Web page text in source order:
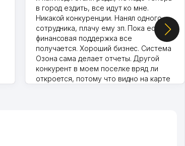
в город ездить, все идут ко мне.
Никакой конкуренции. Нанял одного
сотрудника, плачу ему зп. Пока есть
финансовая поддержка все
получается. Хороший бизнес. Система
Озона сама делает отчеты. Другой
конкурент в моем поселке вряд ли
откроется, потому что видно на карте